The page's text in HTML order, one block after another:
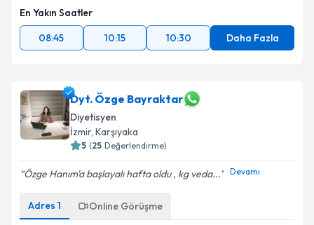
En Yakın Saatler
08:45
10:15 10:30 Daha Fazla
Dyt. Özge Bayraktar
Diyetisyen
İzmir, Karşıyaka
5 (25 Değerlendirme)
Özge Hanım'a başlayalı hafta oldu , kg veda... Devamı
Adres 1 Online Görüşme